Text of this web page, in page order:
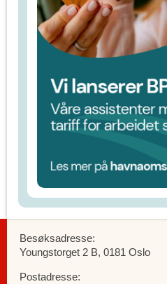
Besøksadresse:
Youngstorget 2 B, 0181 Oslo
Postadresse: